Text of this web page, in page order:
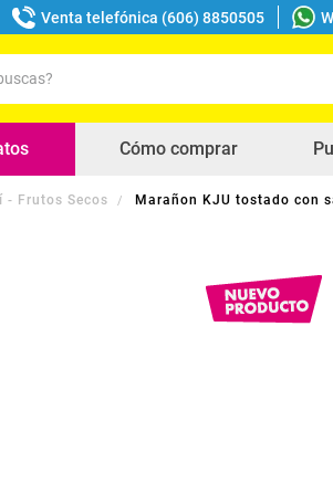
Venta telefónica (606) 8850505
Cómo comprar
- Frutos Secos Marañon KJU tostado con
buscados